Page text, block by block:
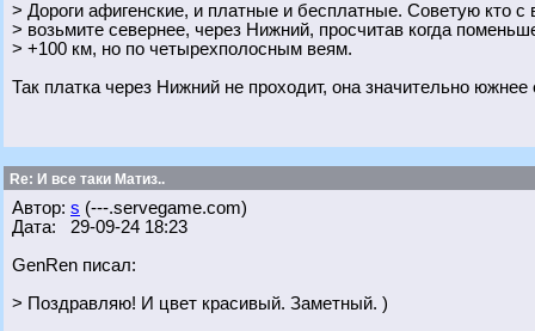
> Дороги афигенские, и платные и бесплатные. Советую кто с
> возьмите севернее, через Нижний, просчитав когда
> +100 км, но по четырехполосным веям.
Так платка через Нижний не проходит, она значительно южнее
Re: И все таки Матиз..
Автор: s (---.servegame.com)
Дата: 29-09-24 18:23
GenRen писал:
> Поздравляю! И цвет красивый. Заметный. )